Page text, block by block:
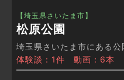
【埼玉県さいたま市】
松原公園
埼玉県さいたま市にある
体験談：1件 動画：6本